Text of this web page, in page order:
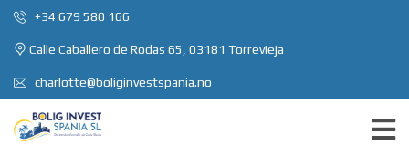
+34 679 580 166
Calle Caballero de Rodas 65, 03181 Torrevieja
charlotte@boliginvestspania.no